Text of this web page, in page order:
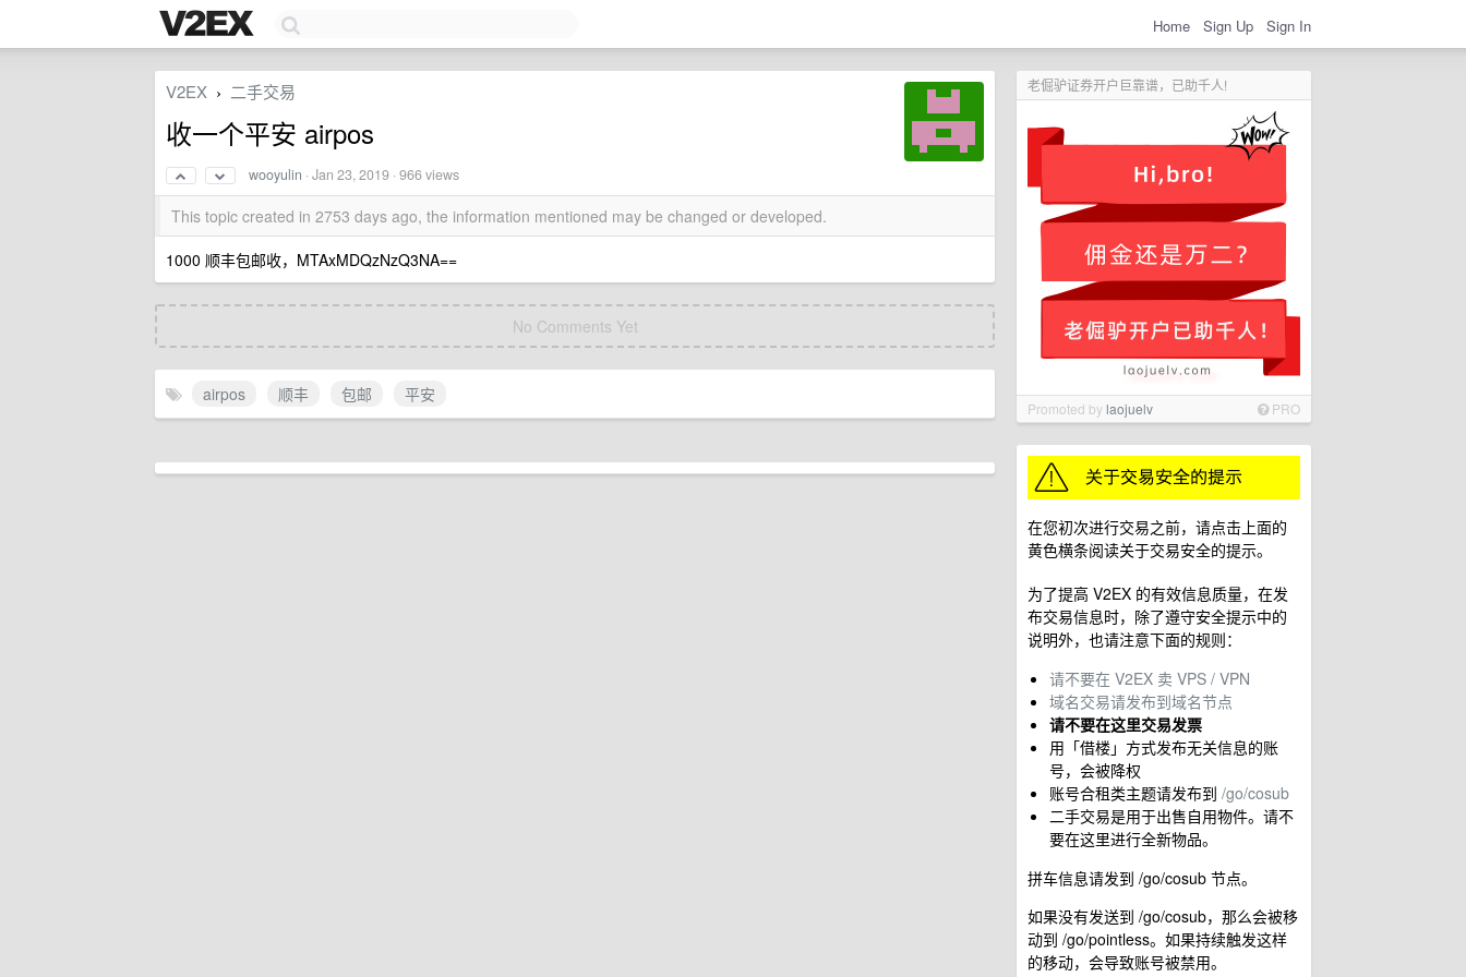
Home Sign Up Sign In
老倔驴证券开户巨靠谱，已助千人!
Promoted bylaojuelv PRO
在您初次进行交易之前，请点击上面的
黄色横条阅读关于交易安全的提示。
为了提高 V2EX 的有效信息质量，在发
布交易信息时，除了遵守安全提示中的
说明外，也请注意下面的规则：
请不要在 V2EX 卖 VPS / VPN
域名交易请发布到域名节点
请不要在这里交易发票
用「借楼」方式发布无关信息的账
号，会被降权
账号合租类主题请发布到 /go/cosub
二手交易是用于出售自用物件。请不
要在这里进行全新物品。
拼车信息请发到 /go/cosub 节点。
如果没有发送到 /go/cosub，那么会被移
动到 /go/pointless。如果持续触发这样
的移动，会导致账号被禁用。
V2EX › 二手交易
收一个平安 airpos
wooyulin ·Jan 23, 2019 · 966 views
This topic created in 2753 days ago, the information mentioned may be changed or developed.
1000 顺丰包邮收，MTAxMDQzNzQ3NA==
No Comments Yet
airpos 顺丰 包邮 平安